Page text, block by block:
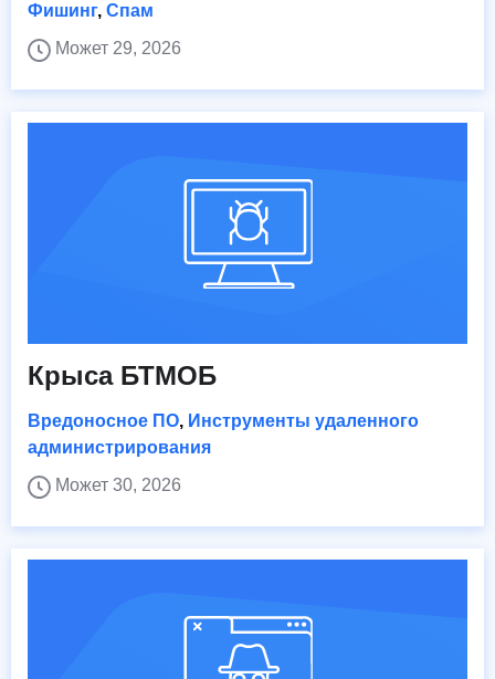
Фишинг, Спам
Может 29, 2026
Крыса БТМОБ
Вредоносное ПО, Инструменты удаленного
администрирования
Может 30, 2026